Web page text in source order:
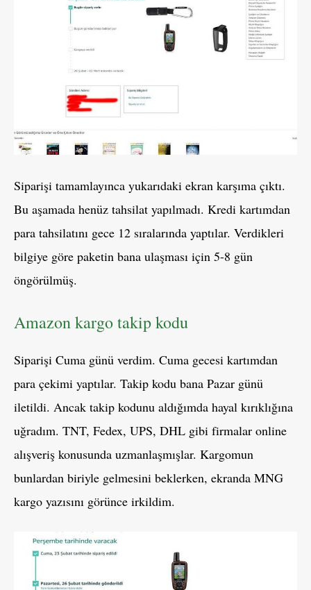
Siparişi tamamlayınca yukarıdaki ekran karşıma çıktı.
Bu aşamada henüz tahsilat yapılmadı. Kredi kartımdan
para tahsilatını gece 12 sıralarında yaptılar. Verdikleri
bilgiye göre paketin bana ulaşması için 5-8 gün
öngörülmüş.
Amazon kargo takip kodu
Siparişi Cuma günü verdim. Cuma gecesi kartımdan
para çekimi yaptılar. Takip kodu bana Pazar günü
iletildi. Ancak takip kodunu aldığımda hayal kırıklığına
uğradım. TNT, Fedex, UPS, DHL gibi firmalar online
alışveriş konusunda uzmanlaşmışlar. Kargomun
bunlardan biriyle gelmesini beklerken, ekranda MNG
kargo yazısını görünce irkildim.